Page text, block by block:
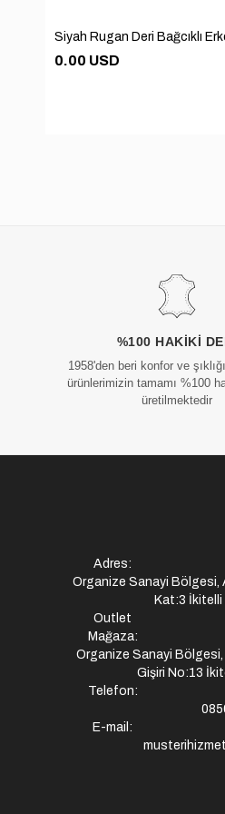
0.00 USD
%100 HAKIKI
1958'den beri konfor ve
ürünlerimizin tamamı %100
üretilmektedir
Adres:
Organize Sanayi Bölgesi,
Kat:3 İkitelli
Outlet
Mağaza:
Organize Sanayi
Gişiri No:13
Telefon:
E-mail: